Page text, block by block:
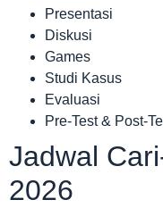
Presentasi
Diskusi
Games
Studi Kasus
Evaluasi
Pre-Test & Post-
Jadwal
2026